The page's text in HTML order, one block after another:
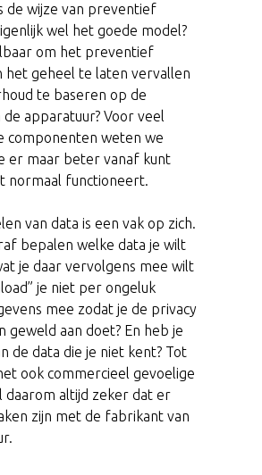
de wijze van preventief
wel het goede model?
om het preventief
het geheel te laten vervallen
te baseren op de
apparatuur? Voor veel
componenten weten we
er maar beter vanaf kunt
normaal functioneert.
van data is een vak op zich.
bepalen welke data je wilt
je daar vervolgens mee wilt
je niet per ongeluk
mee zodat je de privacy
geweld aan doet? En heb je
de data die je niet kent? Tot
ook commercieel gevoelige
daarom altijd zeker dat er
zijn met de fabrikant van